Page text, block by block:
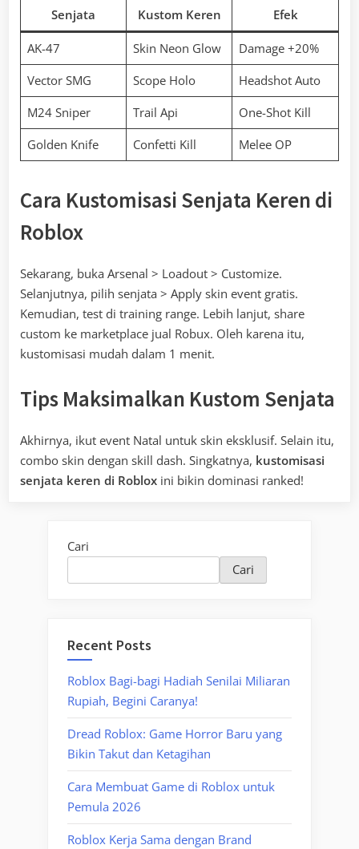
Senjata Kustom Keren Efek
AK-47 Skin Neon Glow
Damage +20%
Vector SMG
Scope Holo
Headshot Auto
M24 Sniper
Trail Api
One-Shot Kill
Golden Knife
Confetti Kill Melee OP
Cara Kustomisasi Senjata Keren di
Roblox
Sekarang, buka Arsenal > Loadout > Customize.
Selanjutnya, pilih senjata > Apply skin event gratis.
Kemudian, test di training range. Lebih lanjut, share
custom ke marketplace jual Robux. Oleh karena itu,
kustomisasi mudah dalam 1 menit.
Tips Maksimalkan Kustom Senjata
Akhirnya, ikut event Natal untuk skin eksklusif. Selain itu,
combo skin dengan skill dash. Singkatnya, kustomisasi
senjata keren di Roblox ini bikin dominasi ranked!
Cari
Cari
Recent Posts
Roblox Bagi-bagi Hadiah Senilai Miliaran
Rupiah, Begini Caranya!
Dread Roblox: Game Horror Baru yang
Bikin Takut dan Ketagihan
Cara Membuat Game di Roblox untuk
Pemula 2026
Roblox Kerja Sama dengan Brand